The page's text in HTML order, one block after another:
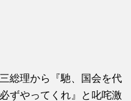
総理から『馳、国会を代
ずやってくれ』と叱咤激